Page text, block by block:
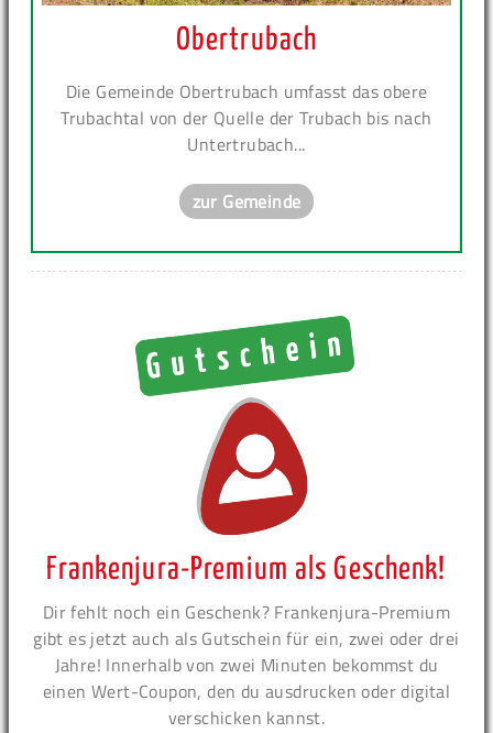
Obertrubach
Die Gemeinde Obertrubach umfasst das obere
Trubachtal von der Quelle der Trubach bis nach
Untertrubach...
zur Gemeinde
Frankenjura-Premium als Geschenk!
Dir fehlt noch ein Geschenk? Frankenjura-Premium
gibt es jetzt auch als Gutschein für ein, zwei oder drei
Jahre! Innerhalb von zwei Minuten bekommst du
einen Wert-Coupon, den du ausdrucken oder digital
verschicken kannst.